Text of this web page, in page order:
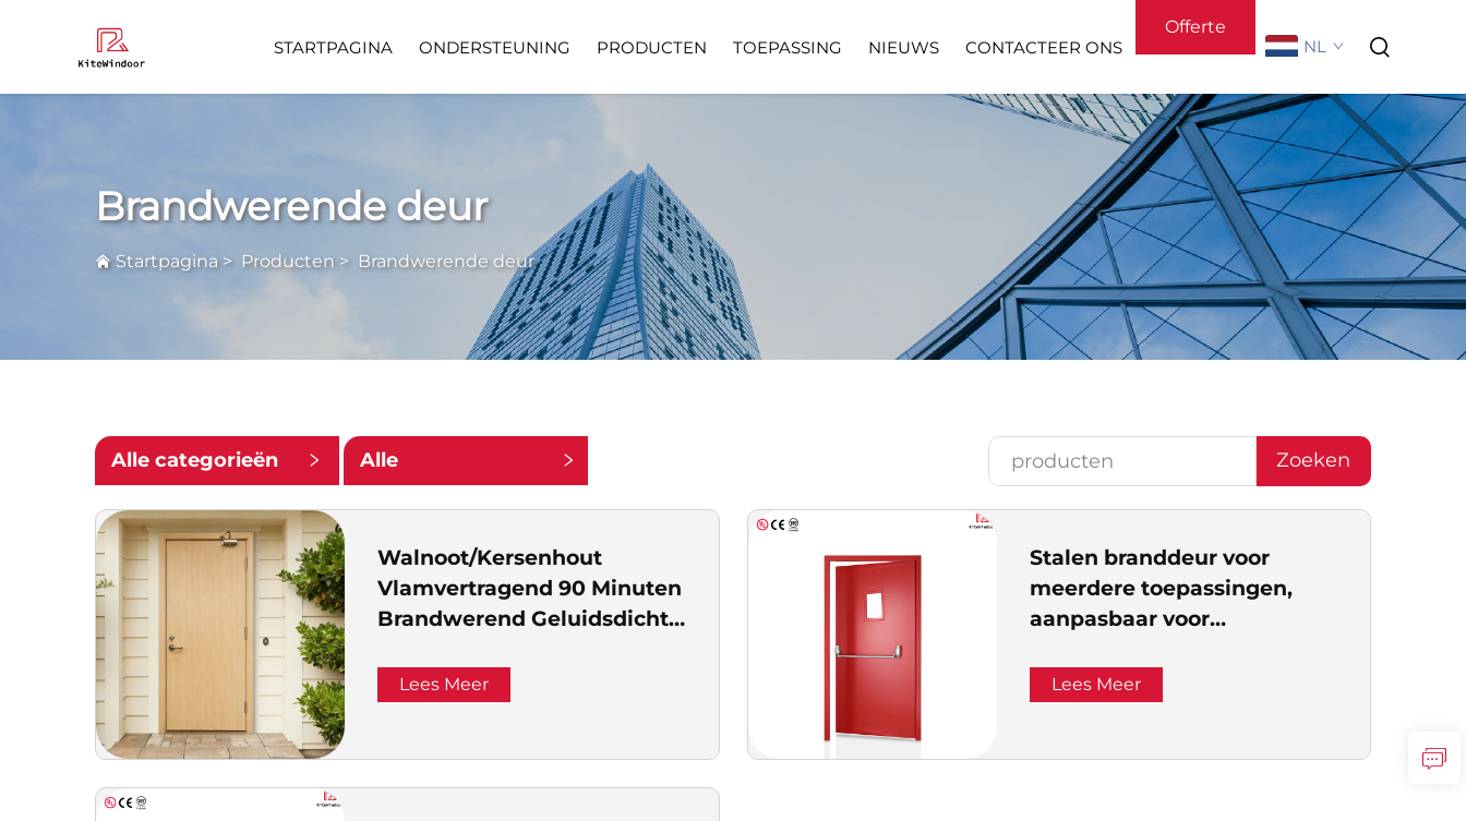
STARTPAGINA ONDERSTEUNING
Over Ons
PRODUCTEN TOEPASSING NIEUWS CONTACTEER ONS
Offerte
NL
Brandwerende deur
Startpagina> Producten > Brandwerende deur
Alle categorieën Alle
ondercategorieën
Zoeken
Walnoot/Kersenhout
Vlamvertragend 90 Minuten
Brandwerend Geluidsdicht
Deur voor Villas en Luxe
Woningen
Lees Meer
Stalen branddeur voor
meerdere toepassingen,
aanpasbaar voor
en industrieel gebruik
Lees Meer